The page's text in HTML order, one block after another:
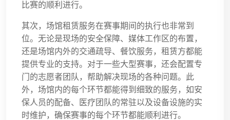
比赛的顺利进行。
其次，场馆租赁服务在赛事期间的执行也非常到
位。无论是现场的安全保障、媒体工作区的布置，
还是场馆内外的交通疏导、餐饮服务，租赁方都能
提供专业的支持。对于一些大型赛事，还会配置专
门的志愿者团队，帮助解决现场的各种问题。此
外，场馆内的每个环节都能得到细致的服务，如安
保人员的配备、医疗团队的常驻以及设备设施的实
时维护，确保赛事的每个环节都能顺利进行。